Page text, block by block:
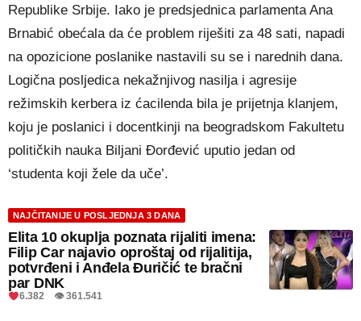
Republike Srbije. Iako je predsjednica parlamenta Ana
Brnabić obećala da će problem riješiti za 48 sati, napadi
na opozicione poslanike nastavili su se i narednih dana.
Logična posljedica nekažnjivog nasilja i agresije
režimskih kerbera iz ćacilenda bila je prijetnja klanjem,
koju je poslanici i docentkinji na beogradskom Fakultetu
političkih nauka Biljani Đorđević uputio jedan od
‘studenta koji žele da uče’.
NAJČITANIJE U POSLJEDNJA 3 DANA
Elita 10 okuplja poznata rijaliti imena:
Filip Car najavio oproštaj od rijalitija,
potvrđeni i Anđela Đuričić te bračni
par DNK
6.382 👁 361.541